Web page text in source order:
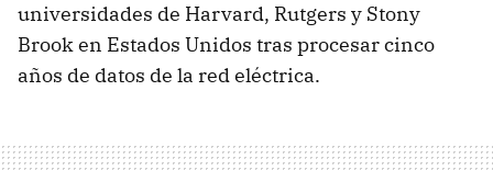
universidades de Harvard, Rutgers y Stony
Brook en Estados Unidos tras procesar cinco
años de datos de la red eléctrica.